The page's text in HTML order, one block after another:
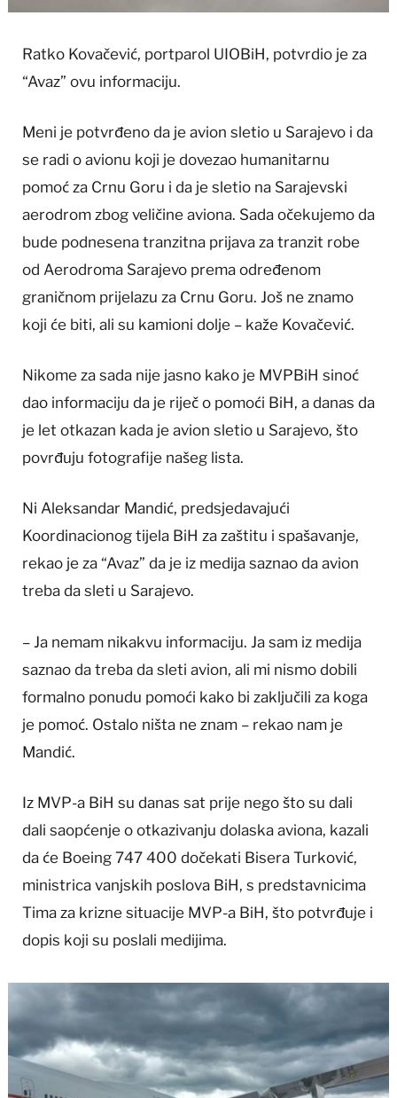
Ratko Kovačević, portparol UIOBiH, potvrdio je za
“Avaz” ovu informaciju.
Meni je potvrđeno da je avion sletio u Sarajevo i da
se radi o avionu koji je dovezao humanitarnu
pomoć za Crnu Goru i da je sletio na Sarajevski
aerodrom zbog veličine aviona. Sada očekujemo da
bude podnesena tranzitna prijava za tranzit robe
od Aerodroma Sarajevo prema određenom
graničnom prijelazu za Crnu Goru. Još ne znamo
koji će biti, ali su kamioni dolje – kaže Kovačević.
Nikome za sada nije jasno kako je MVPBiH sinoć
dao informaciju da je riječ o pomoći BiH, a danas da
je let otkazan kada je avion sletio u Sarajevo, što
povrđuju fotografije našeg lista.
Ni Aleksandar Mandić, predsjedavajući
Koordinacionog tijela BiH za zaštitu i spašavanje,
rekao je za “Avaz” da je iz medija saznao da avion
treba da sleti u Sarajevo.
– Ja nemam nikakvu informaciju. Ja sam iz medija
saznao da treba da sleti avion, ali mi nismo dobili
formalno ponudu pomoći kako bi zaključili za koga
je pomoć. Ostalo ništa ne znam – rekao nam je
Mandić.
Iz MVP-a BiH su danas sat prije nego što su dali
dali saopćenje o otkazivanju dolaska aviona, kazali
da će Boeing 747 400 dočekati Bisera Turković,
ministrica vanjskih poslova BiH, s predstavnicima
Tima za krizne situacije MVP-a BiH, što potvrđuje i
dopis koji su poslali medijima.